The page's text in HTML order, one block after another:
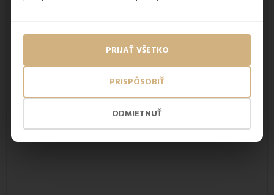
ODMIETNUŤ
PRISPÔSOBIŤ
PRIJAŤ VŠETKO